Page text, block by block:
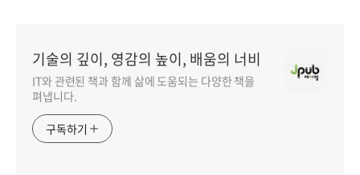
기술의 깊이, 영감의 높이, 배움의 너비
IT와 관련된 책과 함께 삶에 도움되는 다양한 책을
펴냅니다.
구독하기